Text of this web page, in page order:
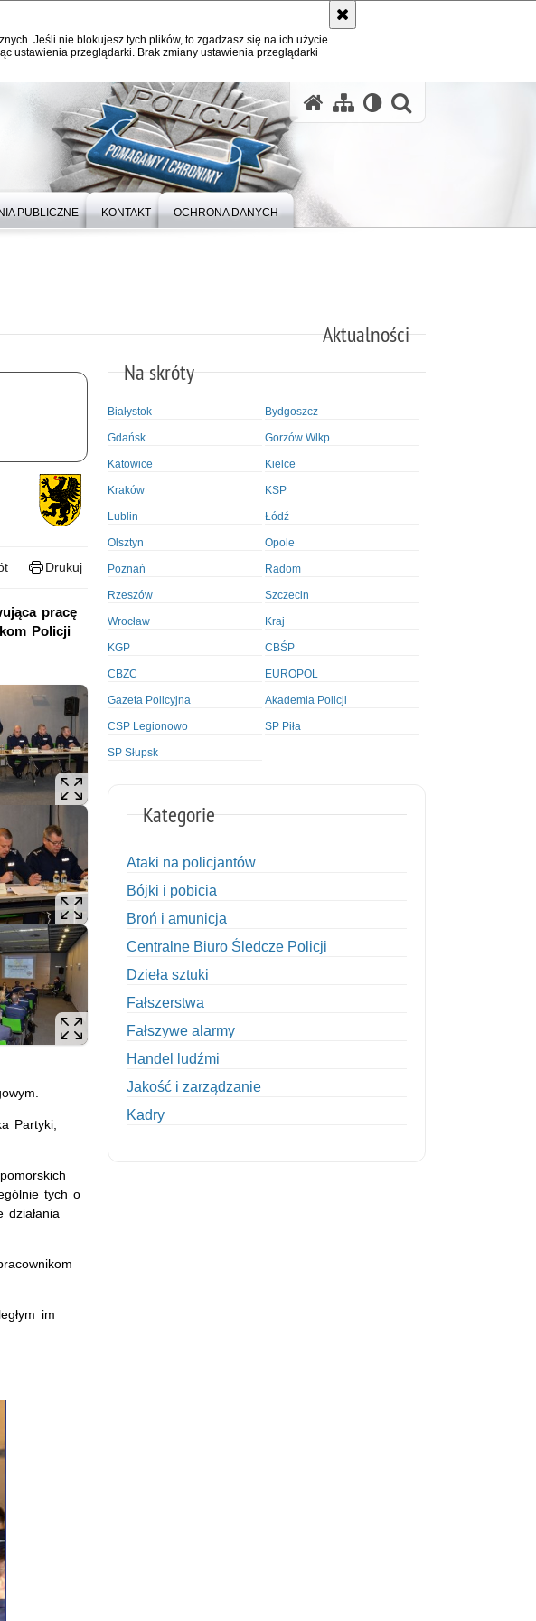
Jeśli nie blokujesz tych plików, to zgadzasz się na ich użycie
ustawienia przeglądarki. Brak zmiany ustawienia przeglądarki
PUBLICZNE KONTAKT OCHRONA DANYCH
Aktualności
Drukuj
pracę
Policji
Partyki,
tych o
im
Na skróty
Białystok Bydgoszcz
Gdańsk Gorzów Wlkp.
Katowice Kielce
Kraków KSP
Lublin Łódź
Olsztyn Opole
Poznań Radom
Rzeszów Szczecin
Wrocław Kraj
KGP CBŚP
CBZC EUROPOL
Gazeta Policyjna Akademia Policji
CSP Legionowo SP Piła
SP Słupsk
Kategorie
Ataki na policjantów
Bójki i pobicia
Broń i amunicja
Centralne Biuro Śledcze Policji
Dzieła sztuki
Fałszerstwa
Fałszywe alarmy
Handel ludźmi
Jakość i zarządzanie
Kadry